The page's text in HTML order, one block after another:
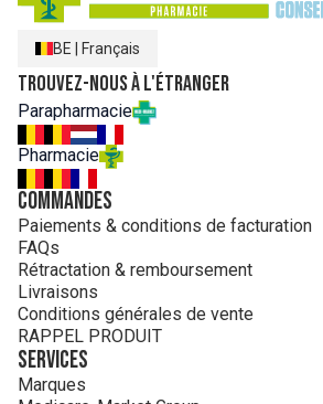
BE Français
Trouvez-nous à l'étranger
Parapharmacie
Pharmacie
Commandes
Paiements & conditions de facturation
FAQs
Rétractation & remboursement
Livraisons
Conditions générales de vente
RAPPEL PRODUIT
Services
Marques